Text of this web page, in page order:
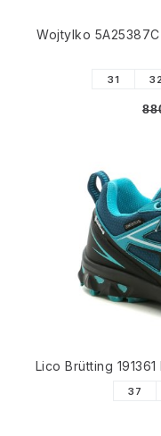
Wojtylko
31 32
Lico Brütting
37